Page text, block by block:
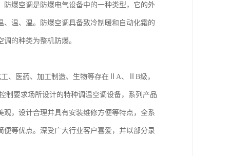
爆空调是防爆电气设备中的一种类型，它的外
温、温。防爆空调具备致冷制暖和自动化霜的
的种类为整机防爆。
、医药、加工制造、生物等存在ⅡA、ⅡB级，
制要求场所设计的特种调温空调设备，系列产品
，设计合理并具有安装维修方便等特点，全系
等优点。深受广大行业客户喜爱，并以部分录